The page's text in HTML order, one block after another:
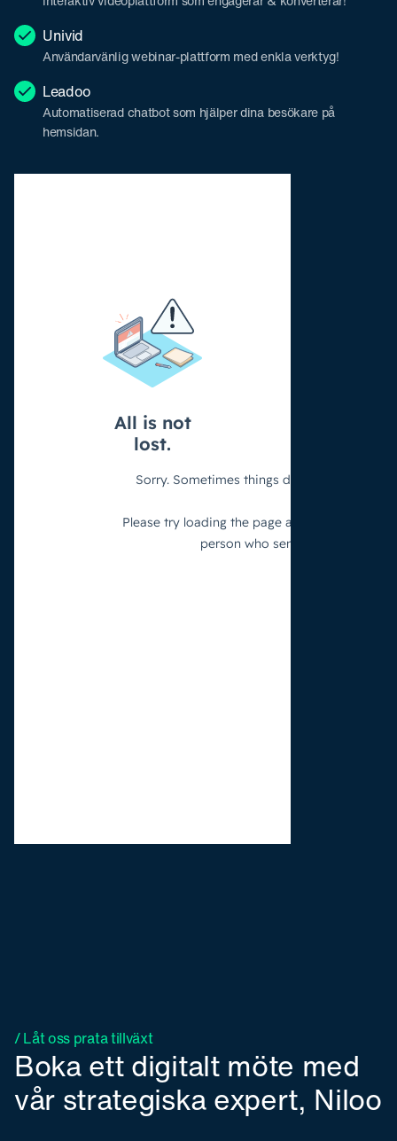
Univid
Användarvänlig webinar-plattform med enkla verktyg!
Leadoo
Automatiserad chatbot som hjälper dina besökare på
hemsidan.
/ Låt oss prata tillväxt
Boka ett digitalt möte med
vår strategiska expert, Niloo